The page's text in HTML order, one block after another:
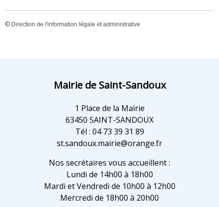
© Direction de l'information légale et administrative
Mairie de Saint-Sandoux
1 Place de la Mairie
63450 SAINT-SANDOUX
Tél : 04 73 39 31 89
st.sandoux.mairie@orange.fr
Nos secrétaires vous accueillent :
Lundi de 14h00 à 18h00
Mardi et Vendredi de 10h00 à 12h00
Mercredi de 18h00 à 20h00